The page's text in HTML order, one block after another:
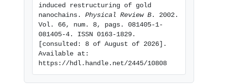
induced restructuring of gold
nanochains. Physical Review B . 2002.
Vol. 66, num. 8, pags. 081405-1-
081405-4. ISSN 0163-1829.
[consulted: 8 of August of 2026].
Available at:
https://hdl.handle.net/2445/10808